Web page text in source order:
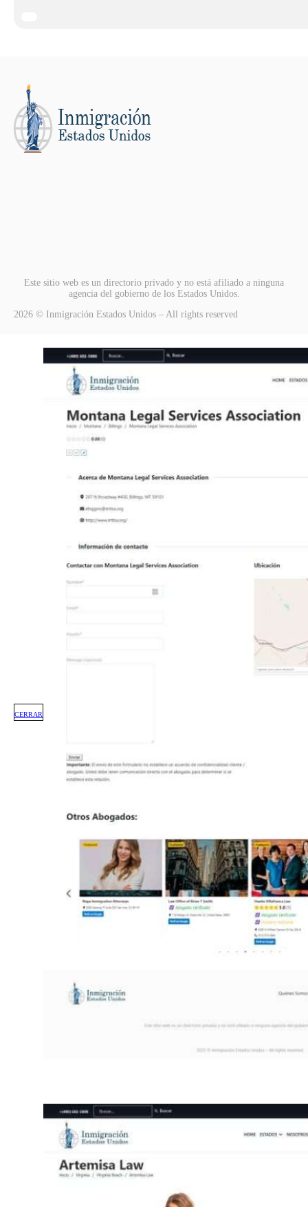
Este sitio web es un directorio privado y no está afiliado a ninguna
agencia del gobierno de los Estados Unidos.
2026 © Inmigración Estados Unidos – All rights reserved
CERRAR